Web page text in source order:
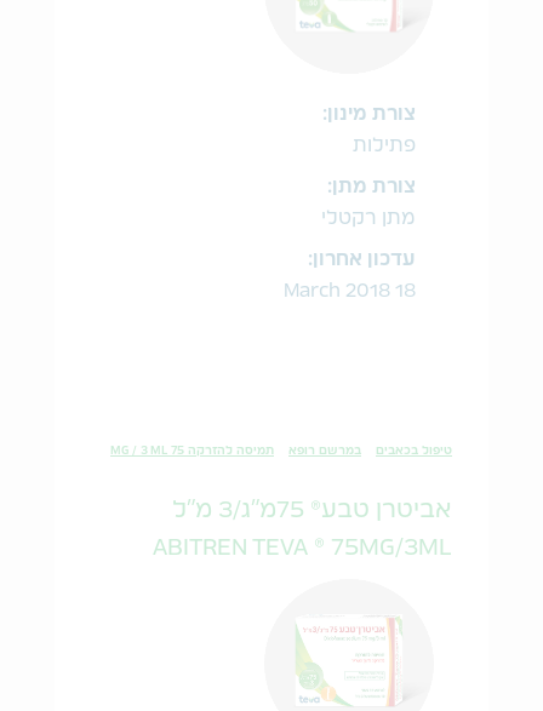
צורת מינון:
פתילות
צורת מתן:
מתן רקטלי
עדכון אחרון:
18 March 2018
טיפול בכאבים במרשם רופא תמיסה להזרקה 75 MG / 3 ML
אביטרן טבע® 75מ"ג/3 מ"ל
ABITREN TEVA ® 75MG/3ML